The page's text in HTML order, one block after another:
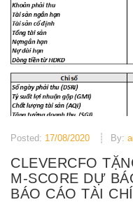
Posted: 17/08/2020 By:
CLEVERCFO
M-SCORE DỰ
BÁO CÁO TÀI